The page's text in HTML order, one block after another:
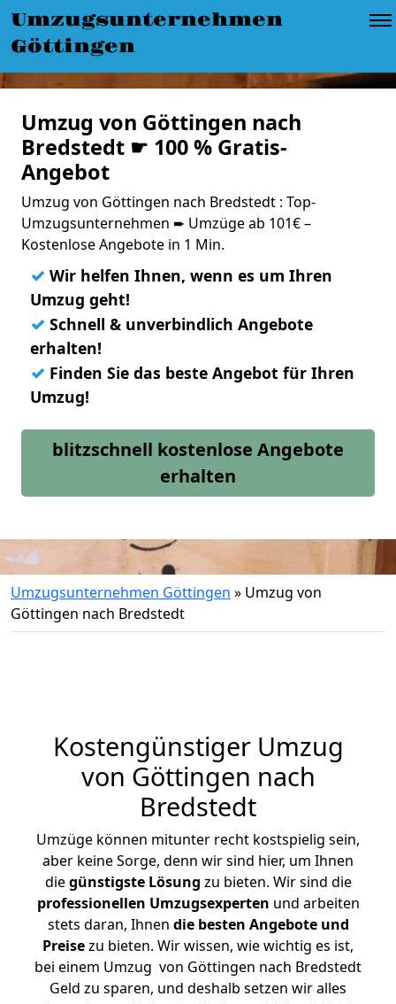
Umzugsunternehmen
Göttingen
Umzug von Göttingen nach
Bredstedt ☛ 100 % Gratis-
Angebot
Umzug von Göttingen nach Bredstedt : Top-
Umzugsunternehmen ➨ Umzüge ab 101€ –
Kostenlose Angebote in 1 Min.
✓ Wir helfen Ihnen, wenn es um Ihren
Umzug geht!
✓ Schnell & unverbindlich Angebote
erhalten!
✓ Finden Sie das beste Angebot für Ihren
Umzug!
blitzschnell kostenlose Angebote
erhalten
Umzugsunternehmen Göttingen » Umzug von
Göttingen nach Bredstedt
Kostengünstiger Umzug
von Göttingen nach
Bredstedt
Umzüge können mitunter recht kostspielig sein,
aber keine Sorge, denn wir sind hier, um Ihnen
diegünstigste Lösung zu bieten. Wir sind die
professionellen Umzugsexperten und arbeiten
stets daran, Ihnen die besten Angebote und
Preisezu bieten. Wir wissen, wie wichtig es ist,
bei einem Umzug von Göttingen nach Bredstedt
Geld zu sparen, und deshalb setzen wir alles